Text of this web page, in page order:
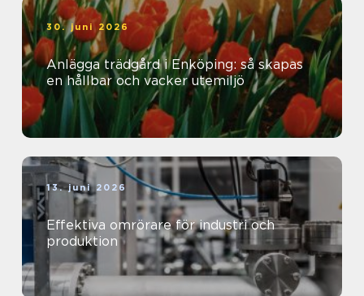
30. juni 2026
Anlägga trädgård i Enköping: så skapas
en hållbar och vacker utemiljö
13. juni 2026
Effektiva omrörare för industri och
produktion